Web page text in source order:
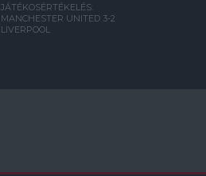
JÁTÉKOSÉRTÉKELÉS:
MANCHESTER UNITED 3-2
LIVERPOOL